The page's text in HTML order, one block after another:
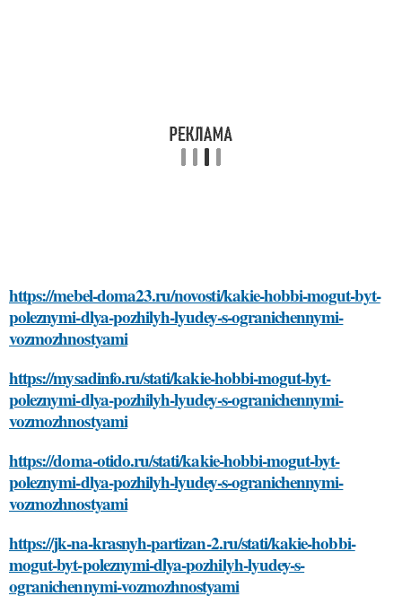
https://mebel-doma23.ru/novosti/kakie-hobbi-mogut-byt-
poleznymi-dlya-pozhilyh-lyudey-s-ogranichennymi-
vozmozhnostyami
https://mysadinfo.ru/stati/kakie-hobbi-mogut-byt-
poleznymi-dlya-pozhilyh-lyudey-s-ogranichennymi-
vozmozhnostyami
https://doma-otido.ru/stati/kakie-hobbi-mogut-byt-
poleznymi-dlya-pozhilyh-lyudey-s-ogranichennymi-
vozmozhnostyami
https://jk-na-krasnyh-partizan-2.ru/stati/kakie-hobbi-
mogut-byt-poleznymi-dlya-pozhilyh-lyudey-s-
ogranichennymi-vozmozhnostyami